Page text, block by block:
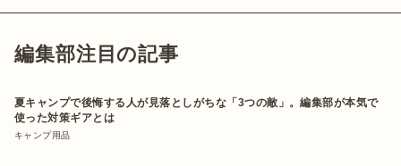
編集部注目の記事
夏キャンプで後悔する人が見落としがちな「3つの敵」。編集部が本気で
使った対策ギアとは
キャンプ用品